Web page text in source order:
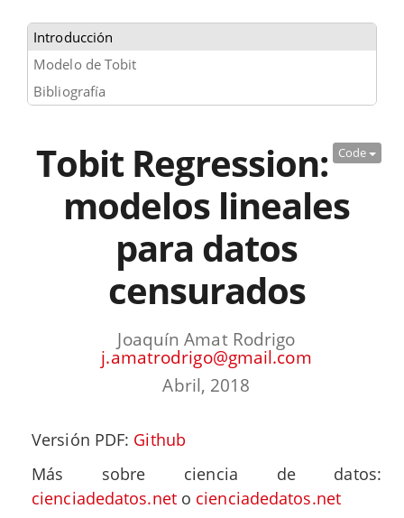
Introducción
Modelo de Tobit
Bibliografía
Code
Tobit Regression:
modelos lineales
para datos
censurados
Joaquín Amat Rodrigo
j.amatrodrigo@gmail.com
Abril, 2018
Versión PDF: Github
Más sobre ciencia de datos:
cienciadedatos.neto cienciadedatos.net